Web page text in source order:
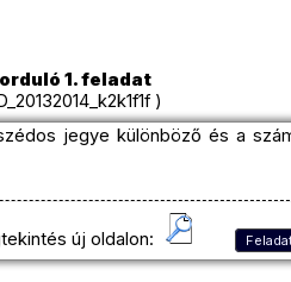
1. feladat
)
jegye különböző és a
új oldalon: